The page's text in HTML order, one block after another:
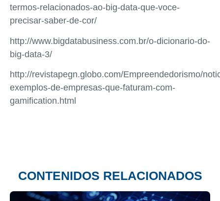
termos-relacionados-ao-big-data-que-voce-
precisar-saber-de-cor/
http://www.bigdatabusiness.com.br/o-dicionario-do-
big-data-3/
http://revistapegn.globo.com/Empreendedorismo/
exemplos-de-empresas-que-faturam-com-
gamification.html
CONTENIDOS RELACIONADOS